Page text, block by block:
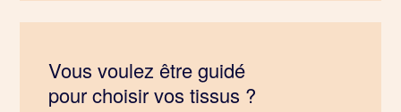
Vous voulez être guidé
pour choisir vos tissus ?